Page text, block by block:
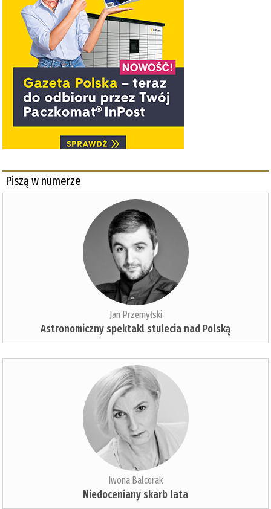
Piszą w numerze
Jan Przemyłski
Astronomiczny spektakl stulecia nad Polską
Iwona Balcerak
Niedoceniany skarb lata